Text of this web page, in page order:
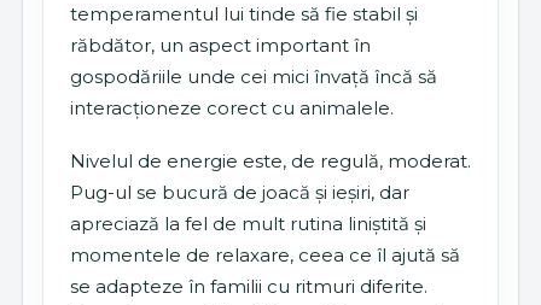
temperamentul lui tinde să fie stabil și
răbdător, un aspect important în
gospodăriile unde cei mici învață încă să
interacționeze corect cu animalele.
Nivelul de energie este, de regulă, moderat.
Pug-ul se bucură de joacă și ieșiri, dar
apreciază la fel de mult rutina liniștită și
momentele de relaxare, ceea ce îl ajută să
se adapteze în familii cu ritmuri diferite.